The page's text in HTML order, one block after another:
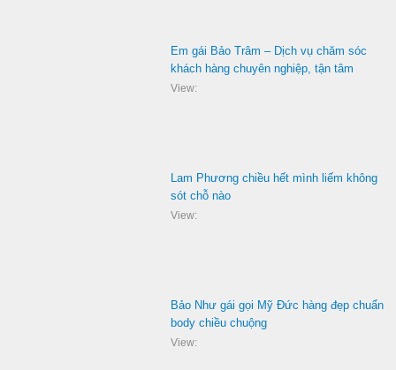
Em gái Bảo Trâm – Dịch vụ chăm sóc
khách hàng chuyên nghiệp, tận tâm
View:
Lam Phương chiều hết mình liếm không
sót chỗ nào
View:
Bảo Như gái gọi Mỹ Đức hàng đẹp chuẩn
body chiều chuộng
View: